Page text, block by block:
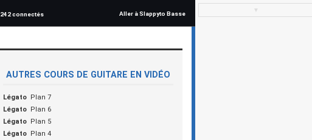
242 connectés Aller à Slappyto Basse
AUTRES COURS DE GUITARE EN VIDÉO
Légato Plan 7
Légato Plan 6
Légato Plan 5
Légato Plan 4
▼